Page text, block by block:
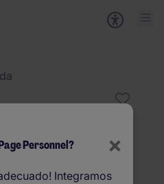
con
×
Personnel?
Integramos